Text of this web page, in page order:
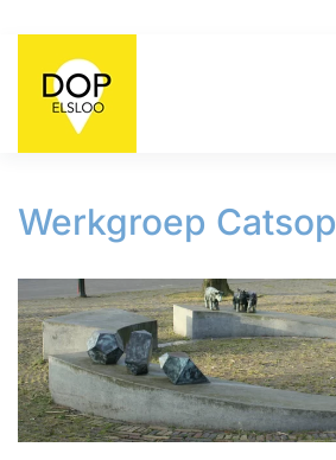
Werkgroep Catsop